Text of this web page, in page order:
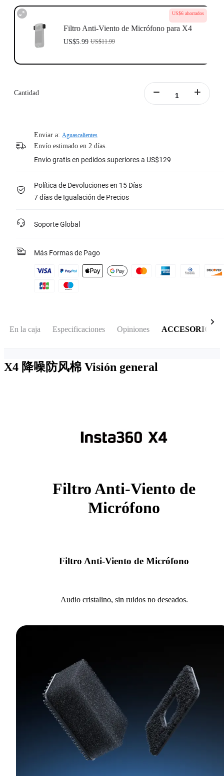
US$6 ahorrados
Filtro Anti-Viento de Micrófono para X4
US$5.99 US$11.99
Cantidad
Enviar a: Aguascalientes
Envío estimado en 2 días.
Envío gratis en pedidos superiores a US$129
Política de Devoluciones en 15 Días
7 días de Igualación de Precios
Soporte Global
Más Formas de Pago
En la caja Especificaciones Opiniones ACCESORIOS
X4 降噪防风棉 Visión general
Filtro Anti-Viento de
Micrófono
Filtro Anti-Viento de Micrófono
Audio cristalino, sin ruidos no deseados.